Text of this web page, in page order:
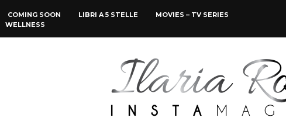
COMING SOON LIBRI A 5 STELLE
MOVIES – TV SERIES
WELLNESS